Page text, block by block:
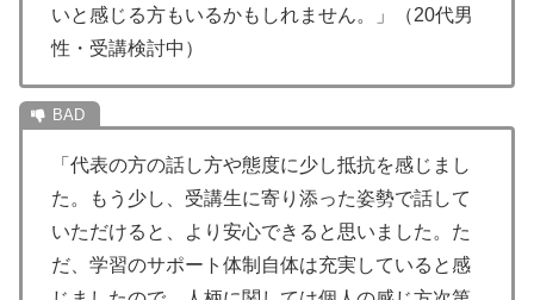
いと感じる方もいるかもしれません。」（20代男
性・受講検討中）
「代表の方の話し方や態度に少し抵抗を感じまし
た。もう少し、受講生に寄り添った姿勢で話して
いただけると、より安心できると思いました。た
だ、学習のサポート体制自体は充実していると感